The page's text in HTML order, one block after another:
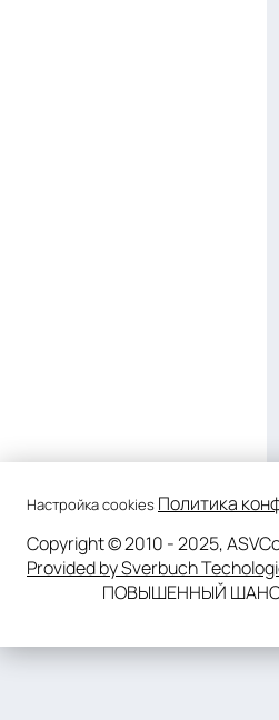
Настройка cookies Политика
Copyright © 2010 - 2025,
Provided by Sverbuch
ПОВЫШЕННЫЙ